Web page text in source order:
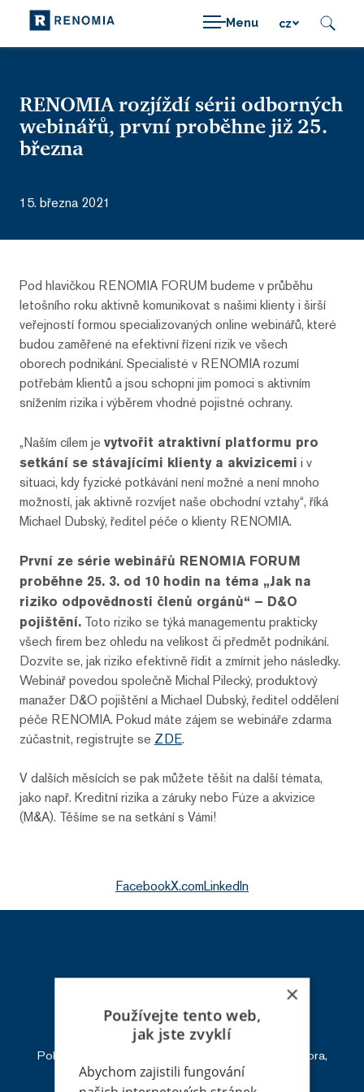
Menu cz
RENOMIA rozjíždí sérii odborných
webinářů, první proběhne již 25.
března
15. března 2021
Pod hlavičkou RENOMIA FORUM budeme v průběhu
letošního roku aktivně komunikovat s našimi klienty i širší
veřejností formou specializovaných online webinářů, které
budou zaměřené na efektivní řízení rizik ve všech
oborech podnikání. Specialisté v RENOMIA rozumí
potřebám klientů a jsou schopni jim pomoci s aktivním
snížením rizika i výběrem vhodné pojistné ochrany.
„Naším cílem je vytvořit atraktivní platformu pro
setkání se stávajícími klienty a akvizicemi i v
situaci, kdy fyzické potkávání není možné a není mnoho
možností, jak aktivně rozvíjet naše obchodní vztahy“, říká
Michael Dubský, ředitel péče o klienty RENOMIA.
První ze série webinářů RENOMIA FORUM
proběhne 25. 3. od 10 hodin na téma „Jak na
riziko odpovědnosti členů orgánů“ – D&O
pojištění. Toto riziko se týká managementu prakticky
všech firem bez ohledu na velikost či předmět podnikání.
Dozvíte se, jak riziko efektivně řídit a zmírnit jeho následky.
Webinář povedou společně Michal Pilecký, produktový
manažer D&O pojištění a Michael Dubský, ředitel oddělení
péče RENOMIA. Pokud máte zájem se webináře zdarma
zúčastnit, registrujte se ZDE.
V dalších měsících se pak můžete těšit na další témata,
jako např. Kreditní rizika a záruky nebo Fúze a akvizice
(M&A). Těšíme se na setkání s Vámi!
FacebookX.comLinkedIn
HOT LINE - Likvidace škod
Pokud se vám nedaří zastihnout správce či likvidátora,
volejte:+420 226 219 945
×
Používejte tento web,
jak jste zvyklí
Abychom zajistili fungování